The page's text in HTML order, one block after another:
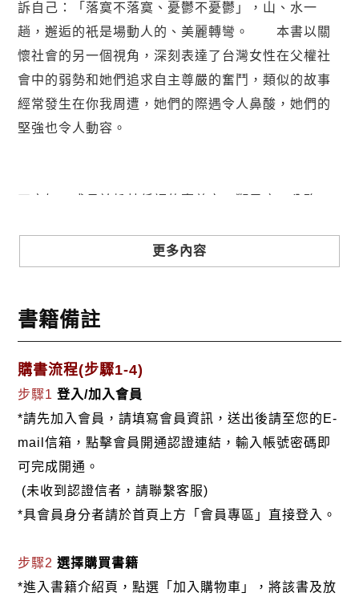
訴自己：「落寞不落寞、憂鬱不憂鬱」，山、水一
趟，邂逅的衹是場動人的、美麗轉彎。 本書以關
懷社會的另一個視角，深刻表達了台灣女性在父權社
會中的弱勢和她們追求自主尊嚴的奮鬥，類似的故事
經常發生在你我周遭，她們的際遇令人鼻酸，她們的
堅強也令人動容。
會，最嚮往林間漫步的悠然，也喜歡淡水河上走動的
生迷惑的「解碼物語」。一場無心，一場邂逅，讓她
跌跌撞撞，扶著羊腸小徑，漸漸走出自己寬廣的未
來。在不斷的傷口中，她深情執著「愛的潔癖」，在
重覆的步履中，她依然高舉「正義領航」。縱若曾經
飲盡辛酸無數，眾裡尋它千百度，仍是－心靈深處的
那根弦。著有：《震不倒的愛》
更多內容
書籍備註
購書流程(步驟1-4)
步驟1登入/加入會員
*請先加入會員，請填寫會員資訊，送出後請至您的E-
mail信箱，點擊會員開通認證連結，輸入帳號密碼即
可完成開通。
(未收到認證信者，請聯繫客服)
*具會員身分者請於首頁上方「會員專區」直接登入。
步驟2選擇購買書籍
*進入書籍介紹頁，點選「加入購物車」，將該書及放